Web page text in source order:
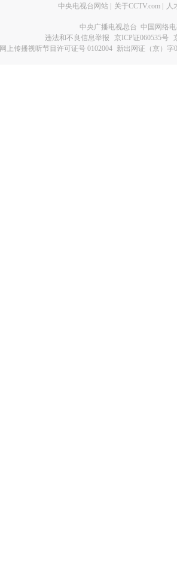
中央电视台网站 关于CCTV.com 人
中央广播电视总台 中国网络
违法和不良信息举报
京ICP证060535号
网上传播视听节目许可证号 0102004 新出网证（京）